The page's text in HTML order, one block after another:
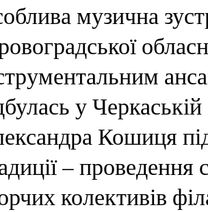
музична
у
Кошиця
– проведення
колективів